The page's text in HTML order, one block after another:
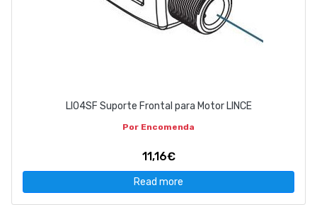
LI04SF Suporte Frontal para Motor LINCE
Por Encomenda
11,16€
Read more